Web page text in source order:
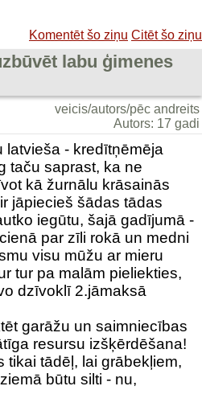
Komentēt šo ziņu Citēt šo ziņu
labu ģimenes
veicis/autors/pēc andreits
Autors: 17 gadi
latvieša - kredītņēmēja
taču saprast, ka ne
kā žurnālu krāsainās
jāpiecieš šādas tādas
iegūtu, šajā gadījumā -
par zīli rokā un medni
visu mūžu ar mieru
tur pa malām pieliekties,
dzīvoklī 2.jāmaksā
garāžu un saimniecības
resursu izšķērdēšana!
tikai tādēļ, lai grābekļiem,
būtu silti - nu,